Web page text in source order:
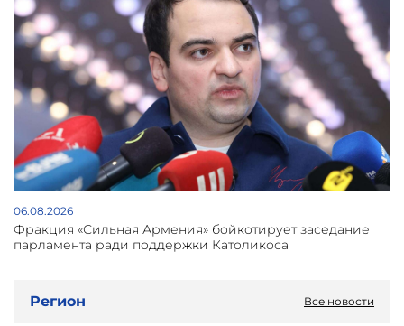
06.08.2026
Фракция «Сильная Армения» бойкотирует заседание
парламента ради поддержки Католикоса
Регион Все новости